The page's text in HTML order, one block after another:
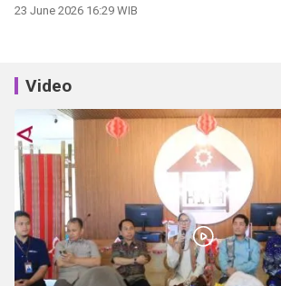
23 June 2026 16:29 WIB
Video